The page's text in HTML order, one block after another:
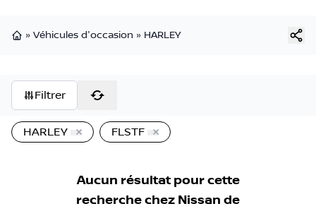
» Véhicules d'occasion » HARLEY
Filtrer
HARLEY FLSTF
Aucun résultat pour cette
recherche chez Nissan de